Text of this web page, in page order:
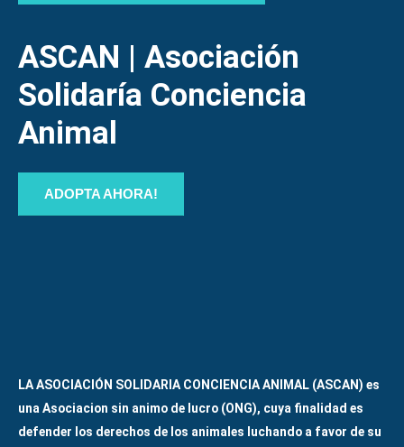
ASCAN | Asociación
Solidaría Conciencia
Animal
ADOPTA AHORA!
LA ASOCIACIÓN SOLIDARIA CONCIENCIA ANIMAL (ASCAN) es
una Asociacion sin animo de lucro (ONG), cuya finalidad es
defender los derechos de los animales luchando a favor de su